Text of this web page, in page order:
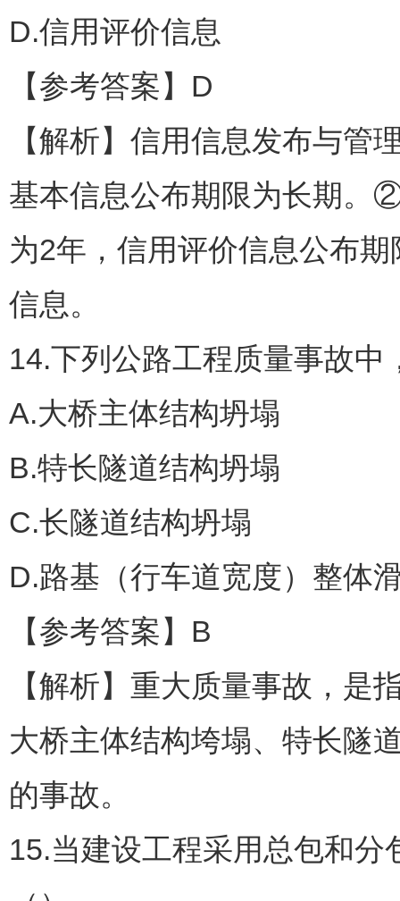
D.信用评价信息
【参考答案】D
【解析】信用信息发布与
基本信息公布期限为长期。
为2年，信用评价信息公布
信息。
14.下列公路工程质量事故
A.大桥主体结构坍塌
B.特长隧道结构坍塌
C.长隧道结构坍塌
D.路基（行车道宽度）整体
【参考答案】B
【解析】重大质量事故，是
大桥主体结构垮塌、特长隧
的事故。
15.当建设工程采用总包和